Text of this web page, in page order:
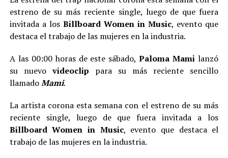
estreno de su más reciente single, luego de que fuera
invitada a los Billboard Women in Music, evento que
destaca el trabajo de las mujeres en la industria.
A las 00:00 horas de este sábado,Paloma Mamilanzó
su nuevovideoclip para su más reciente sencillo
llamadoMami.
La artista corona esta semana con el estreno de su más
reciente single, luego de que fuera invitada a los
Billboard Women in Music, evento que destaca el
trabajo de las mujeres en la industria.